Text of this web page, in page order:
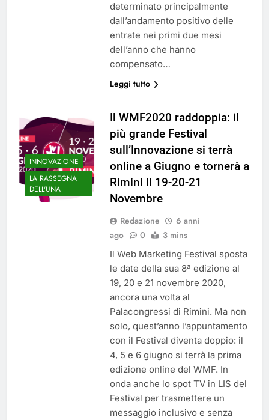
determinato principalmente
dall’andamento positivo delle
entrate nei primi due mesi
dell’anno che hanno
compensato…
Leggi tutto
INNOVAZIONE
LA RASSEGNA
DELL'UNA
Il WMF2020 raddoppia: il
più grande Festival
sull’Innovazione si terrà
online a Giugno e tornerà a
Rimini il 19-20-21
Novembre
Redazione
6 anni
ago
0 3 mins
Il Web Marketing Festival sposta
le date della sua 8ª edizione al
19, 20 e 21 novembre 2020,
ancora una volta al
Palacongressi di Rimini. Ma non
solo, quest’anno l’appuntamento
con il Festival diventa doppio: il
4, 5 e 6 giugno si terrà la prima
edizione online del WMF. In
onda anche lo spot TV in LIS del
Festival per trasmettere un
messaggio inclusivo e senza